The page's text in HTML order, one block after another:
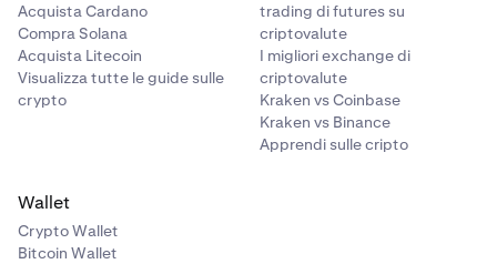
Acquista Cardano
Compra Solana
Acquista Litecoin
Visualizza tutte le guide sulle
crypto
trading di futures su
criptovalute
I migliori exchange di
criptovalute
Kraken vs Coinbase
Kraken vs Binance
Apprendi sulle cripto
Wallet
Crypto Wallet
Bitcoin Wallet